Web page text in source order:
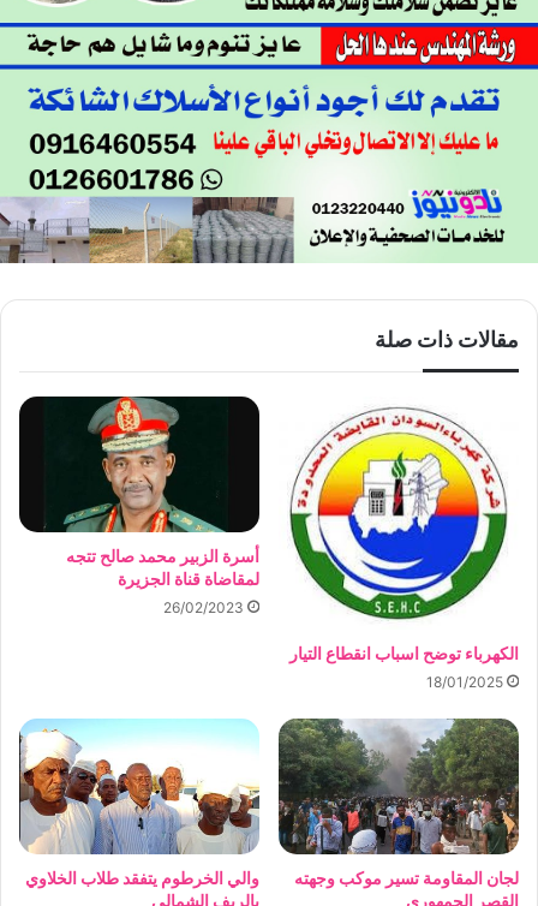
مقالات ذات صلة
الكهرباء توضح اسباب انقطاع التيار
18/01/2025
أسرة الزبير محمد صالح تتجه
لمقاضاة قناة الجزيرة
26/02/2023
لجان المقاومة تسير موكب وجهته
القصر الجمهوري
والي الخرطوم يتفقد طلاب الخلاوي
بالريف الشمالي